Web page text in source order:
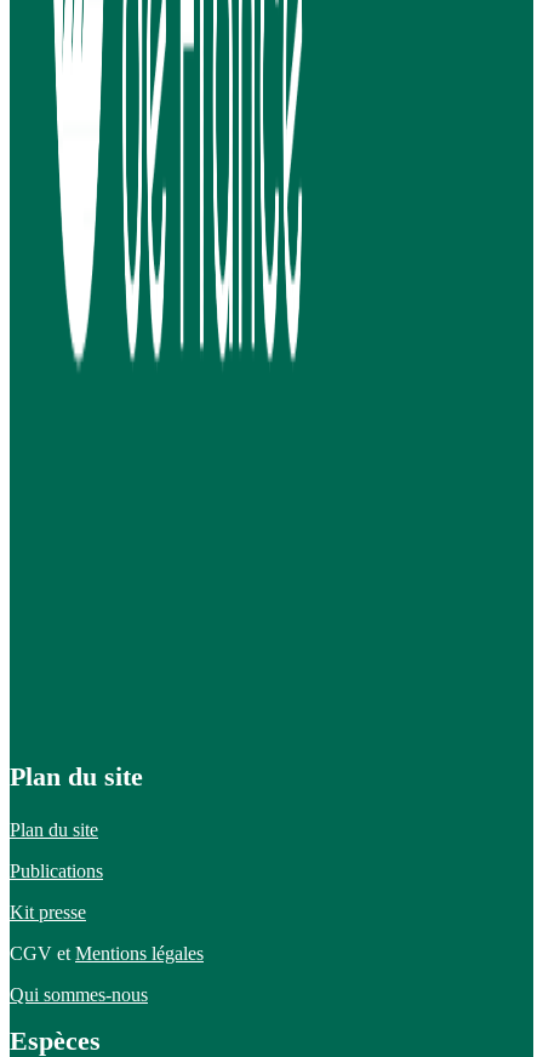
Plan du site
Plan du site
Publications
Kit presse
CGV et Mentions légales
Qui sommes-nous
Espèces